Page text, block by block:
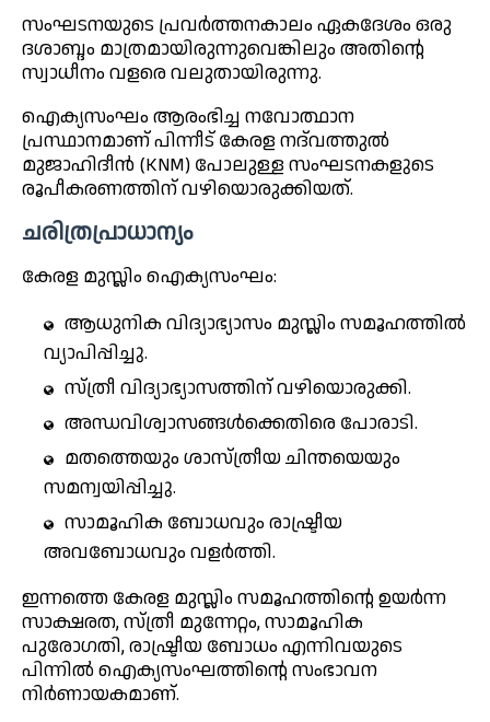
സംഘടനയുടെ പ്രവർത്തനകാലം ഏകദേശം ഒരു
ദശാബ്ദം മാത്രമായിരുന്നുവെങ്കിലും അതിന്റെ
സ്വാധീനം വളരെ വലുതായിരുന്നു.
ഐക്യസംഘം ആരംഭിച്ച നവോത്ഥാന
പ്രസ്ഥാനമാണ് പിന്നീട് കേരള നദ്‌വത്തുൽ
മുജാഹിദീൻ (KNM) പോലുള്ള സംഘടനകളുടെ
രൂപീകരണത്തിന് വഴിയൊരുക്കിയത്.
ചരിത്രപ്രാധാന്യം
കേരള മുസ്ലിം ഐക്യസംഘം:
ആധുനിക വിദ്യാഭ്യാസം മുസ്ലിം സമൂഹത്തിൽ
വ്യാപിപ്പിച്ചു.
സ്ത്രീ വിദ്യാഭ്യാസത്തിന് വഴിയൊരുക്കി.
അന്ധവിശ്വാസങ്ങൾക്കെതിരെ പോരാടി.
മതത്തെയും ശാസ്ത്രീയ ചിന്തയെയും
സമന്വയിപ്പിച്ചു.
സാമൂഹിക ബോധവും രാഷ്ട്രീയ
അവബോധവും വളർത്തി.
ഇന്നത്തെ കേരള മുസ്ലിം സമൂഹത്തിന്റെ ഉയർന്ന
സാക്ഷരത, സ്ത്രീ മുന്നേറ്റം, സാമൂഹിക
പുരോഗതി, രാഷ്ട്രീയ ബോധം എന്നിവയുടെ
പിന്നിൽ ഐക്യസംഘത്തിന്റെ സംഭാവന
നിർണായകമാണ്.